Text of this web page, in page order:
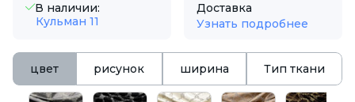
В наличии:
Кульман 11
Доставка
Узнать подробнее
цвет рисунок ширина Тип ткани